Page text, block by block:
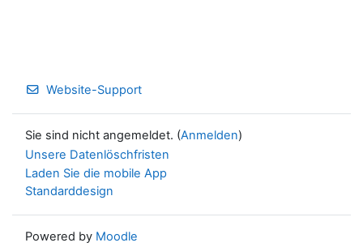
Website-Support
Sie sind nicht angemeldet. (Anmelden)
Unsere Datenlöschfristen
Laden Sie die mobile App
Standarddesign
Powered by Moodle